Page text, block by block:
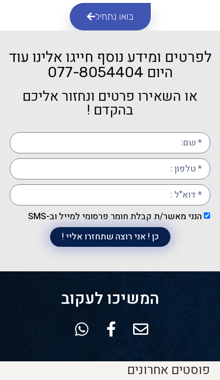
בואו נתחיל
לפרטים ומידע נוסף חייגו אלינו עוד
היום 077-8054404
או השאירו פרטים ונחזור אליכם
בהקדם !
הנני מאשר/ת קבלת חומר פרסומי למייל וב-SMS
כן ! אני רוצה שתחזרו אליי !
המשיכו לעקוב
פוסטים אחרונים